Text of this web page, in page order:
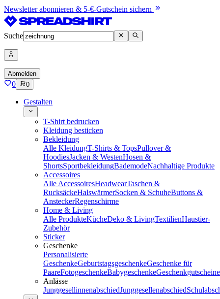
Newsletter abonnieren & 5-€-Gutschein sichern
Suche
Abmelden
0 0
Gestalten
T-Shirt bedrucken
Kleidung besticken
Bekleidung
Alle KleidungT-Shirts & TopsPullover &
HoodiesJacken & WestenHosen &
ShortsSportbekleidungBademodeNachhaltige Produkte
Accessoires
Alle AccessoiresHeadwearTaschen &
RucksäckeHalswärmerSocken & SchuheButtons &
AnsteckerRegenschirme
Home & Living
Alle ProdukteKücheDeko & LivingTextilienHaustier-
Zubehör
Sticker
Geschenke
Personalisierte
GeschenkeGeburtstagsgeschenkeGeschenke für
PaareFotogeschenkeBabygeschenkeGeschenkgutscheine
Anlässe
JunggesellinnenabschiedJunggesellenabschied